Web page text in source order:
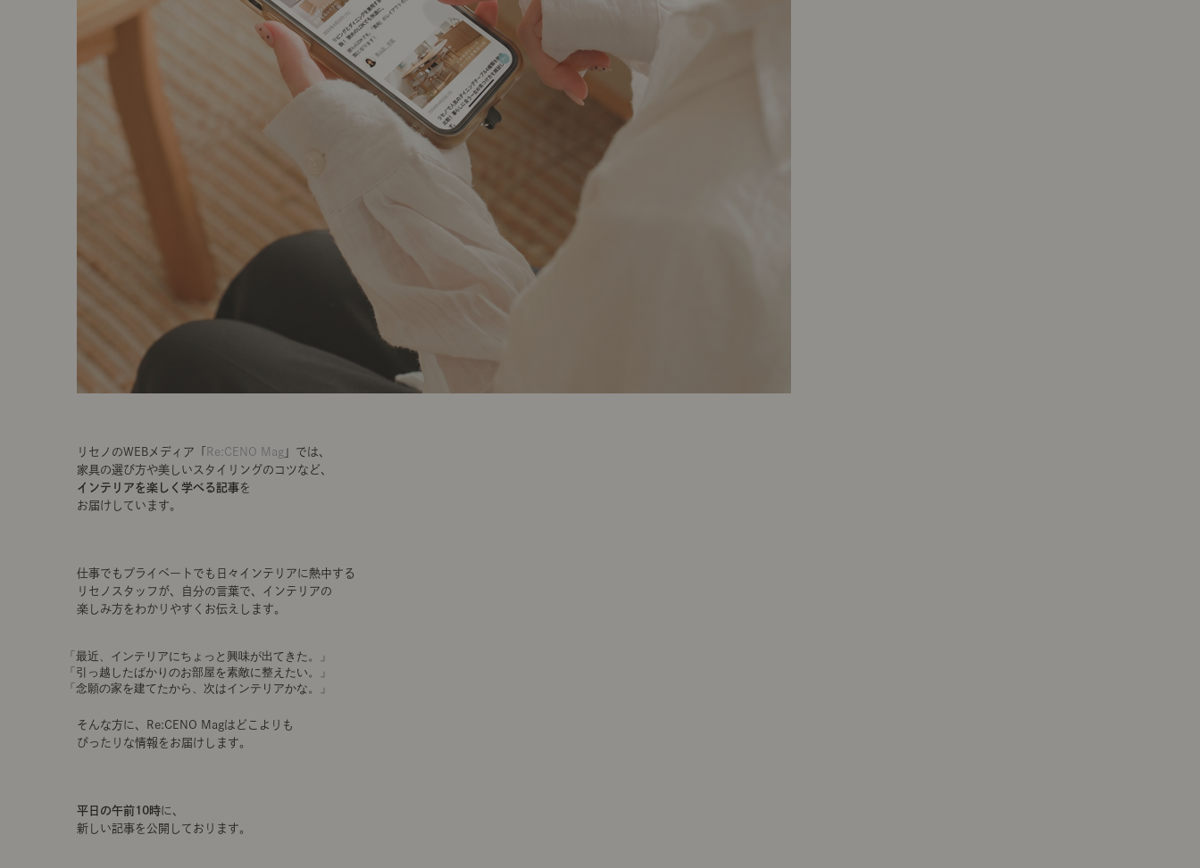
リセノのWEBメディア「 Re:CENO Mag 」では、
家具の選び方や美しいスタイリングのコツなど、
インテリアを楽しく学べる記事を
お届けしています。
仕事でもプライベートでも日々インテリアに熱中する
リセノスタッフが、自分の言葉で、インテリアの
楽しみ方をわかりやすくお伝えします。
「最近、インテリアにちょっと興味が出てきた。」
「引っ越したばかりのお部屋を素敵に整えたい。」
「念願の家を建てたから、次はインテリアかな。」
そんな方に、Re:CENO Magはどこよりも
ぴったりな情報をお届けします。
平日の午前10時に、
新しい記事を公開しております。